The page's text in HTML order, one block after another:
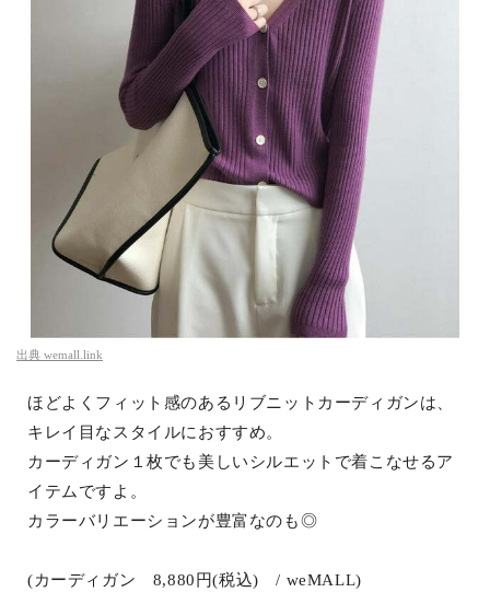
出典 wemall.link
ほどよくフィット感のあるリブニットカーディガンは、
キレイ目なスタイルにおすすめ。
カーディガン１枚でも美しいシルエットで着こなせるア
イテムですよ。
カラーバリエーションが豊富なのも◎
(カーディガン 8,880円(税込) / weMALL)